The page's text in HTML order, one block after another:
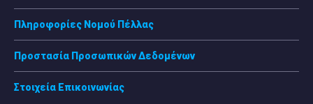
Πληροφορίες Νομού Πέλλας
Προστασία Προσωπικών Δεδομένων
Στοιχεία Επικοινωνίας